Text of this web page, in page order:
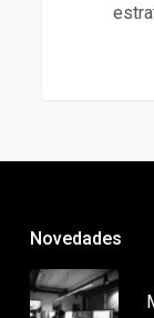
Novedades